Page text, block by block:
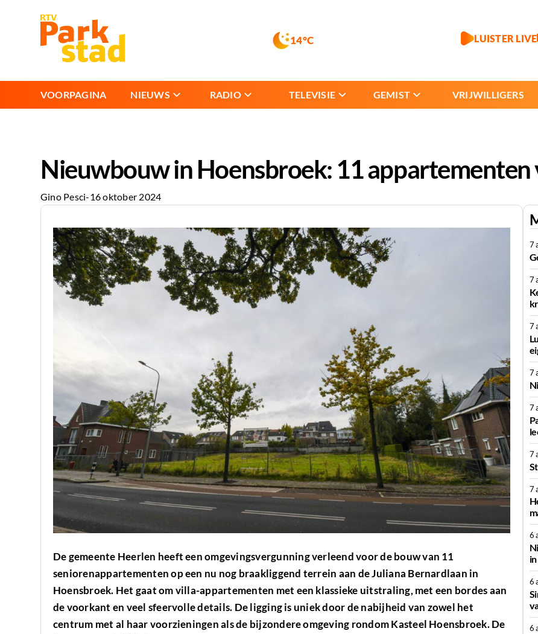
14°C LUISTER LIVE
VOORPAGINA NIEUWS RADIO TELEVISIE GEMIST VRIJWILLIGERS
Nieuwbouw in Hoensbroek: 11 appartementen
Gino Pesci-16 oktober 2024
De gemeente Heerlen heeft een omgevingsvergunning verleend voor de bouw van 11
seniorenappartementen op een nu nog braakliggend terrein aan de Juliana Bernardlaan in
Hoensbroek. Het gaat om villa-appartementen met een klassieke uitstraling, met een bordes aan
de voorkant en veel sfeervolle details. De ligging is uniek door de nabijheid van zowel het
centrum met al haar voorzieningen als de bijzondere omgeving rondom Kasteel Hoensbroek.De
7
7
7
7
7
7
7
6
6
6